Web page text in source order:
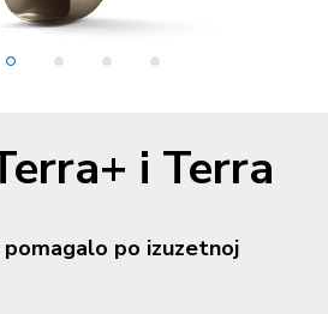
i Terra
po izuzetnoj